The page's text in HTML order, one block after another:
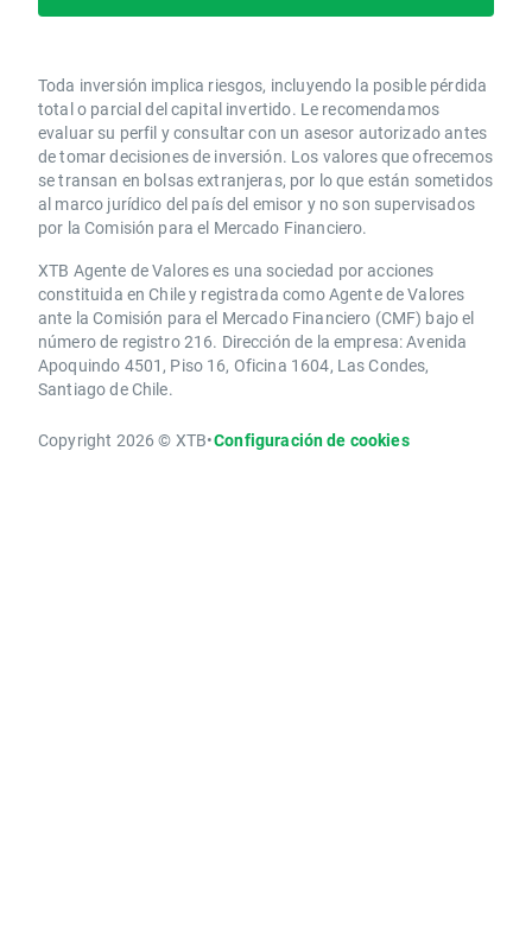
Toda inversión implica riesgos, incluyendo la posible pérdida
total o parcial del capital invertido. Le recomendamos
evaluar su perfil y consultar con un asesor autorizado antes
de tomar decisiones de inversión. Los valores que ofrecemos
se transan en bolsas extranjeras, por lo que están sometidos
al marco jurídico del país del emisor y no son supervisados
por la Comisión para el Mercado Financiero.
XTB Agente de Valores es una sociedad por acciones
constituida en Chile y registrada como Agente de Valores
ante la Comisión para el Mercado Financiero (CMF) bajo el
número de registro 216. Dirección de la empresa: Avenida
Apoquindo 4501, Piso 16, Oficina 1604, Las Condes,
Santiago de Chile.
Copyright 2026 © XTB•Configuración de cookies